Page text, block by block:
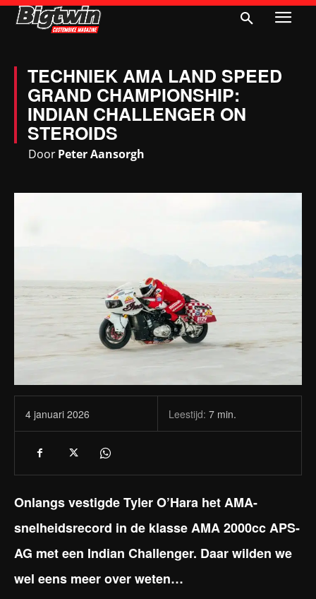
TECHNIEK AMA LAND SPEED
GRAND CHAMPIONSHIP:
INDIAN CHALLENGER ON
STEROIDS
DoorPeter Aansorgh
4 januari 2026 Leestijd: 7 min.
Onlangs vestigde Tyler O’Hara het AMA-
snelheidsrecord in de klasse AMA 2000cc APS-
AG met een Indian Challenger. Daar wilden we
wel eens meer over weten…